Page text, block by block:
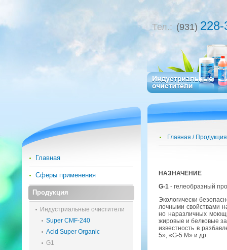
Тел.: (931)
Главная Продукция
НА­ЗНА­ЧЕ­НИЕ
G-1 - ге­ле­об­раз­ный
Эко­ло­ги­че­ски
лоч­ны­ми свой­ства­ми
но на­раз­лич­ных
жи­ро­вые и бел­ко­вые
из­вест­ность в
5», «G-5 M» и др.
Главная
Сферы применения
Продукция
Индустриальные очистители
Super CMF-240
Acid Super Organic
G1